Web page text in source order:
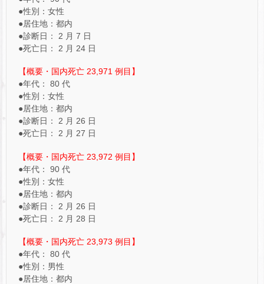
●性別：女性
●居住地：都内
●診断日： 2 月 7 日
●死亡日： 2 月 24 日
【概要・国内死亡 23,971 例目】
●年代： 80 代
●性別：女性
●居住地：都内
●診断日： 2 月 26 日
●死亡日： 2 月 27 日
【概要・国内死亡 23,972 例目】
●年代： 90 代
●性別：女性
●居住地：都内
●診断日： 2 月 26 日
●死亡日： 2 月 28 日
【概要・国内死亡 23,973 例目】
●年代： 80 代
●性別：男性
●居住地：都内